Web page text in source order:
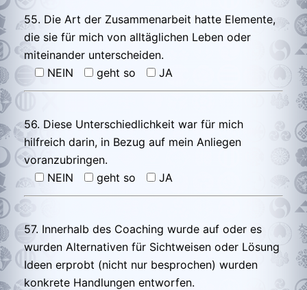
55. Die Art der Zusammenarbeit hatte Elemente,
die sie für mich von alltäglichen Leben oder
miteinander unterscheiden.
NEIN
geht so JA
56. Diese Unterschiedlichkeit war für mich
hilfreich darin, in Bezug auf mein Anliegen
voranzubringen.
NEIN
geht so JA
57. Innerhalb des Coaching wurde auf oder es
wurden Alternativen für Sichtweisen oder Lösung
Ideen erprobt (nicht nur besprochen) wurden
konkrete Handlungen entworfen.